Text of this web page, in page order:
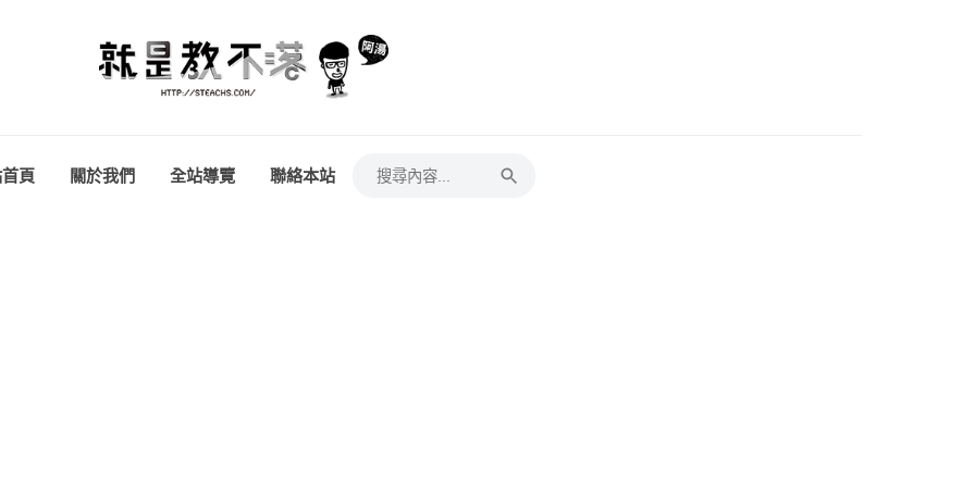
頁 關於我們 全站導覽 聯絡本站